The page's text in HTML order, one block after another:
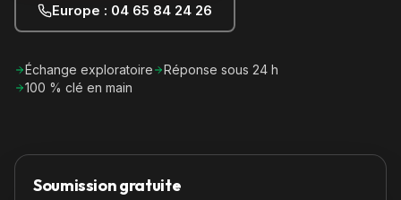
Europe : 04 65 84 24 26
Échange exploratoire
Réponse sous 24 h
100 % clé en main
Soumission gratuite